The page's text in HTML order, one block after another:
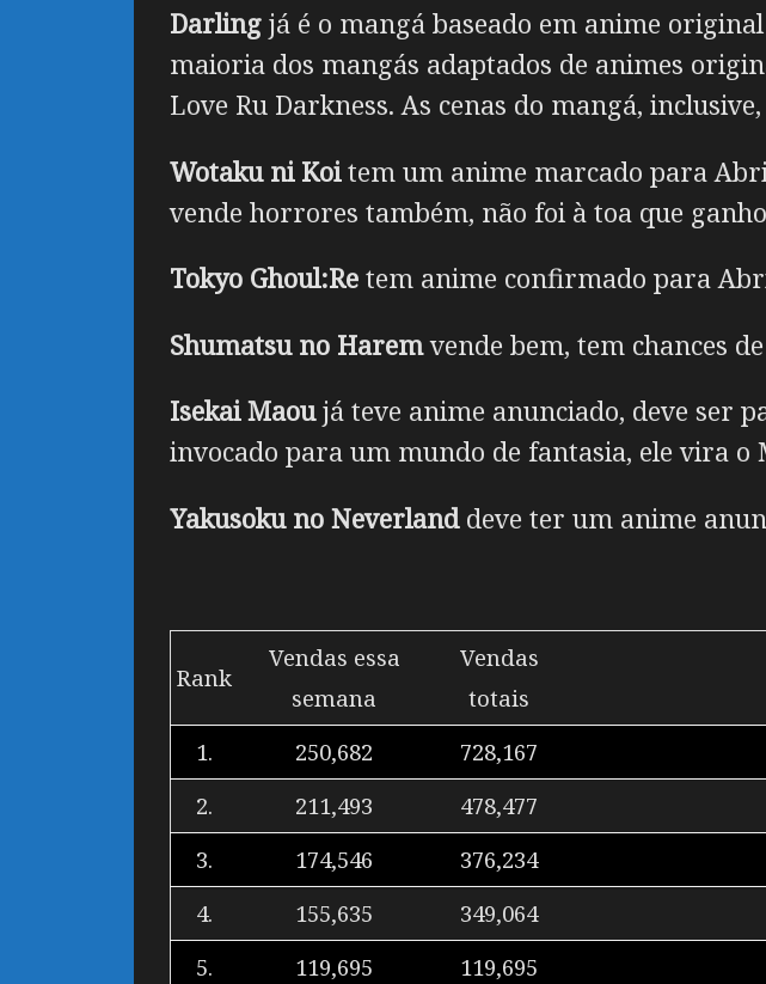
Darling já é o mangá baseado em anime
maioria dos mangás adaptados de animes
Love Ru Darkness. As cenas do mangá,
Wotaku ni Koitem um anime marcado para
vende horrores também, não foi à toa que
Tokyo Ghoul:Re tem anime confirmado para
Shumatsu no Haremvende bem, tem chances
Isekai Maoujá teve anime anunciado, deve ser
invocado para um mundo de fantasia, ele vira
Yakusoku no Neverlanddeve ter um anime
Rank
Vendas essa
semana
Vendas
totais
1. 250,682 728,167
2.
211,493 478,477
3.
174,546 376,234
4.
155,635 349,064
5.
119,695 119,695